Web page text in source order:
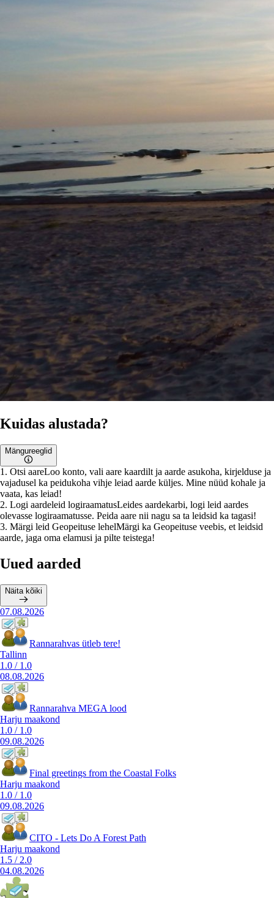
Kuidas alustada?
Mängureeglid
1 . Otsi aareLoo konto, vali aare kaardilt ja aarde asukoha, kirjelduse ja
vajadusel ka peidukoha vihje leiad aarde küljes. Mine nüüd kohale ja
vaata, kas leiad!
2. Logi aardeleid logiraamatusLeides aardekarbi, logi leid aardes
olevasse logiraamatusse. Peida aare nii nagu sa ta leidsid ka tagasi!
3. Märgi leid Geopeituse lehelMärgi ka Geopeituse veebis, et leidsid
aarde, jaga oma elamusi ja pilte teistega!
Uued aarded
Näita kõiki
07.08.2026
Rannarahvas ütleb tere!
Tallinn
1.0 / 1.0
08.08.2026
Rannarahva MEGA lood
Harju maakond
1.0 / 1.0
09.08.2026
Final greetings from the Coastal Folks
Harju maakond
1.0 / 1.0
09.08.2026
CITO - Lets Do A Forest Path
Harju maakond
1.5 / 2.0
04.08.2026